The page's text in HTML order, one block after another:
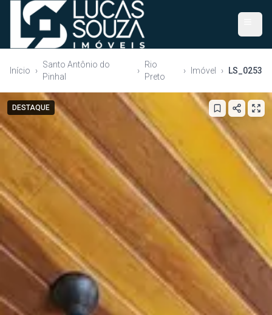
Início ›
Santo Antônio do
Pinhal
›
Rio
Preto
› Imóvel › LS_0253
DESTAQUE